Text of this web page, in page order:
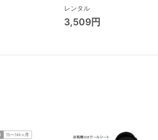
ビ(Combi)
ビーラック
クトベビーベッド
レンタル
3,509円